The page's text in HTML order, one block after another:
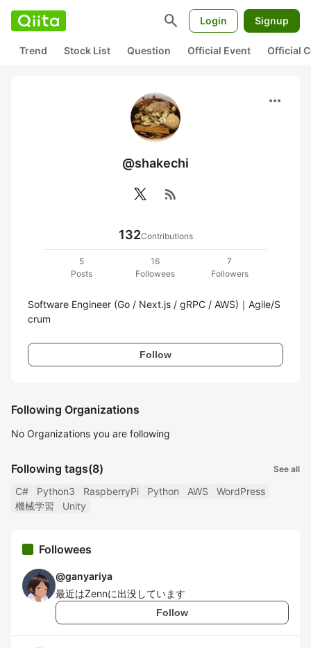
search Login Signup
Trend Stock List Question Official Event Official
more_horiz
@shakechi
rss_feed
132Contributions
5
Posts
16
Followees
7
Followers
Software Engineer (Go / Next.js / gRPC / AWS)｜Agile/S
crum
Follow
Following Organizations
No Organizations you are following
Following tags(8) See all
C# Python3 RaspberryPi Python AWS
WordPress
機械学習
Unity
Followees
@ganyariya
最近はZennに出没しています
Follow